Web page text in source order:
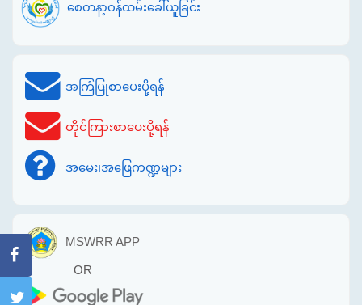
စေတနာ့ဝန်ထမ်းခေါ်ယူခြင်း
အကြံပြုစာပေးပို့ရန်
တိုင်ကြားစာပေးပို့ရန်
အမေး၊အဖြေကဏ္ဍများ
MSWRR APP
OR